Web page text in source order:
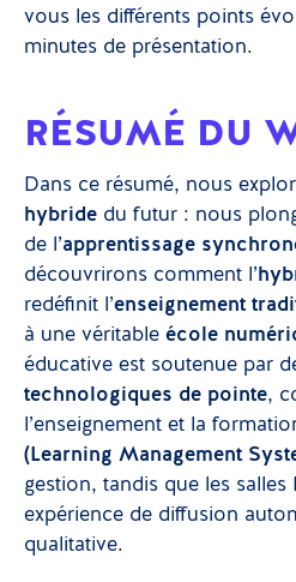
vous les différents points
minutes de présentation.
RÉSUMÉ DU
Dans ce résumé, nous
hybride du futur : nous
de l’apprentissage
découvrirons comment l’
redéfinit l’enseignement
à une véritable école
éducative est soutenue par
technologiques de pointe,
l’enseignement et la
(Learning Management
gestion, tandis que les
expérience de diffusion
qualitative.